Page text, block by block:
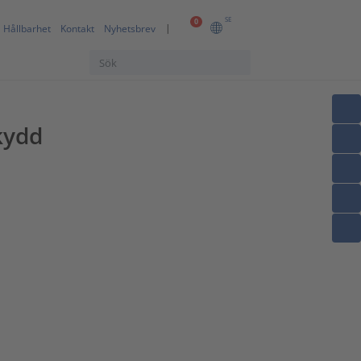
0 SE
Hållbarhet Kontakt Nyhetsbrev